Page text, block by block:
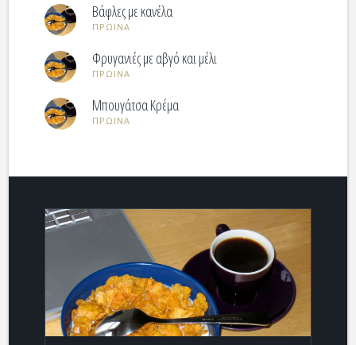
Βάφλες με κανέλα
ΠΡΩΙΝΑ
Φρυγανιές με αβγό και μέλι
ΠΡΩΙΝΑ
Μπουγάτσα Κρέμα
ΠΡΩΙΝΑ